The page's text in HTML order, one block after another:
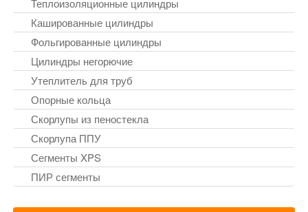
Кашированные цилиндры
Фольгированные цилиндры
Цилиндры негорючие
Утеплитель для труб
Опорные кольца
Скорлупы из пеностекла
Скорлупа ППУ
Сегменты XPS
ПИР сегменты